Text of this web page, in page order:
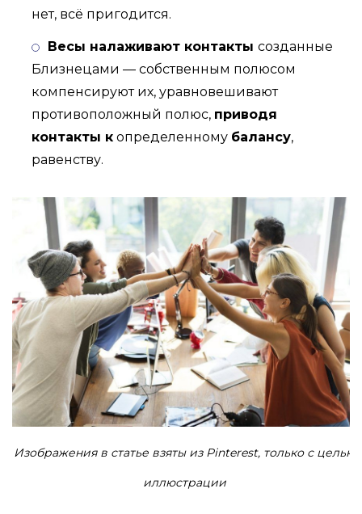
нет, всё пригодится.
Весы налаживают контакты созданные
Близнецами — собственным полюсом
компенсируют их, уравновешивают
противоположный полюс, приводя
контакты к определенному балансу,
равенству.
Изображения в статье взяты из Pinterest, только с целью
иллюстрации